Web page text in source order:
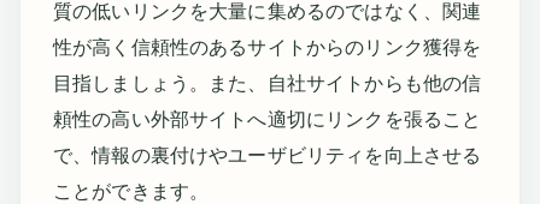
質の低いリンクを大量に集めるのではなく、関連
性が高く信頼性のあるサイトからのリンク獲得を
目指しましょう。また、自社サイトからも他の信
頼性の高い外部サイトへ適切にリンクを張ること
で、情報の裏付けやユーザビリティを向上させる
ことができます。